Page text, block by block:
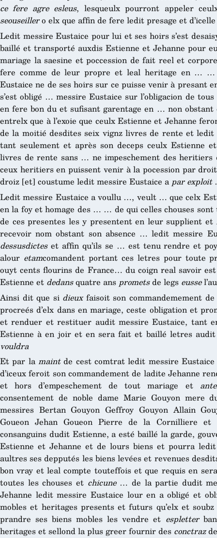
ce fere agre esleus, lesqueulx pourront appeler
seouseillero elx que affin de fere ledit presage et
Ledit messire Eustaice pour lui et ses hoirs s’est
baillé et transporté auxdis Estienne et Jehanne pour
mariage la saesine et poccession de fait reel et
fere comme de leur propre et leal heritage en …
Eustaice ne de ses hoirs sur ce puisse venir à presant
s’est obligé … messire Eustaice sur l’obligacion de
en fere bon du et sufisant garentage en … non
entrelx que à l’exoie que ceulx Estienne et Jehanne
de la moitié desdites seix vignz livres de rente et
tant seulement et après son deceps ceulx Estienne
livres de rente sans … ne impeschement des heritiers
ceux heritiers en puissent venir à la pocession par
droiz [et] coustume ledit messire Eustaice a par exploit
Ledit messire Eustaice a voullu …, veult … que celx
en la foy et homage des … … de qui celles chouses
de ces presentes les y presentent en leur supplient et
recevoir nom obstant son absence … ledit
dessusdicteset affin qu’ils se … est tenu rendre et
alour etamcomandent portant ces letres pour toute
ouyt cents flourins de France… du coign real savoir
Estienne et dedansquatre ans prometsde legs eusse
Ainsi dit que si dieuxfaisoit son commandemement
procreés d’elx dans en mariage, ceste obligation et
et renduer et restituer audit messire Eustaice, tant
Estienne à en joir et en sera fait et baillé letres
vouldra
Et par lamaintde cest comtrat ledit messire
d’iceux feroit son commandement de ladite Jehanne
et hors d’empeschement de tout mariage et
consentement de noble dame Marie Gouyon mere
messires Bertan Gouyon Geffroy Gouyon Allain
Goueon Jehan Goueon Pierre de la Cornilliere et
consanguins dudit Estienne, a esté baillé la garde,
Estienne et Jehanne et de lours biens et pourra
aultres ses depputés les biens levées et revenues
bon vray et leal compte touteffois et que requis en
toutes les chouses et chicune… de la partie dudit
Jehanne ledit messire Eustaice lour en a obligé et
mobles et heritages presents et futurs qu’elx et
prandre ses biens mobles les vendre et espletter
heritages et sellond la plus greer fournir des conctraz